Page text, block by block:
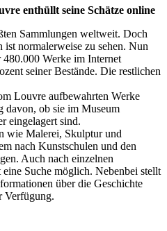
enthüllt seine Schätze online
Sammlungen weltweit. Doch
normalerweise zu sehen. Nun
480.000 Werke im Internet
seiner Bestände. Die restlichen
Louvre aufbewahrten Werke
davon, ob sie im Museum
eingelagert sind.
wie Malerei, Skulptur und
nach Kunstschulen und den
Auch nach einzelnen
Suche möglich. Nebenbei stellt
über die Geschichte
Verfügung.